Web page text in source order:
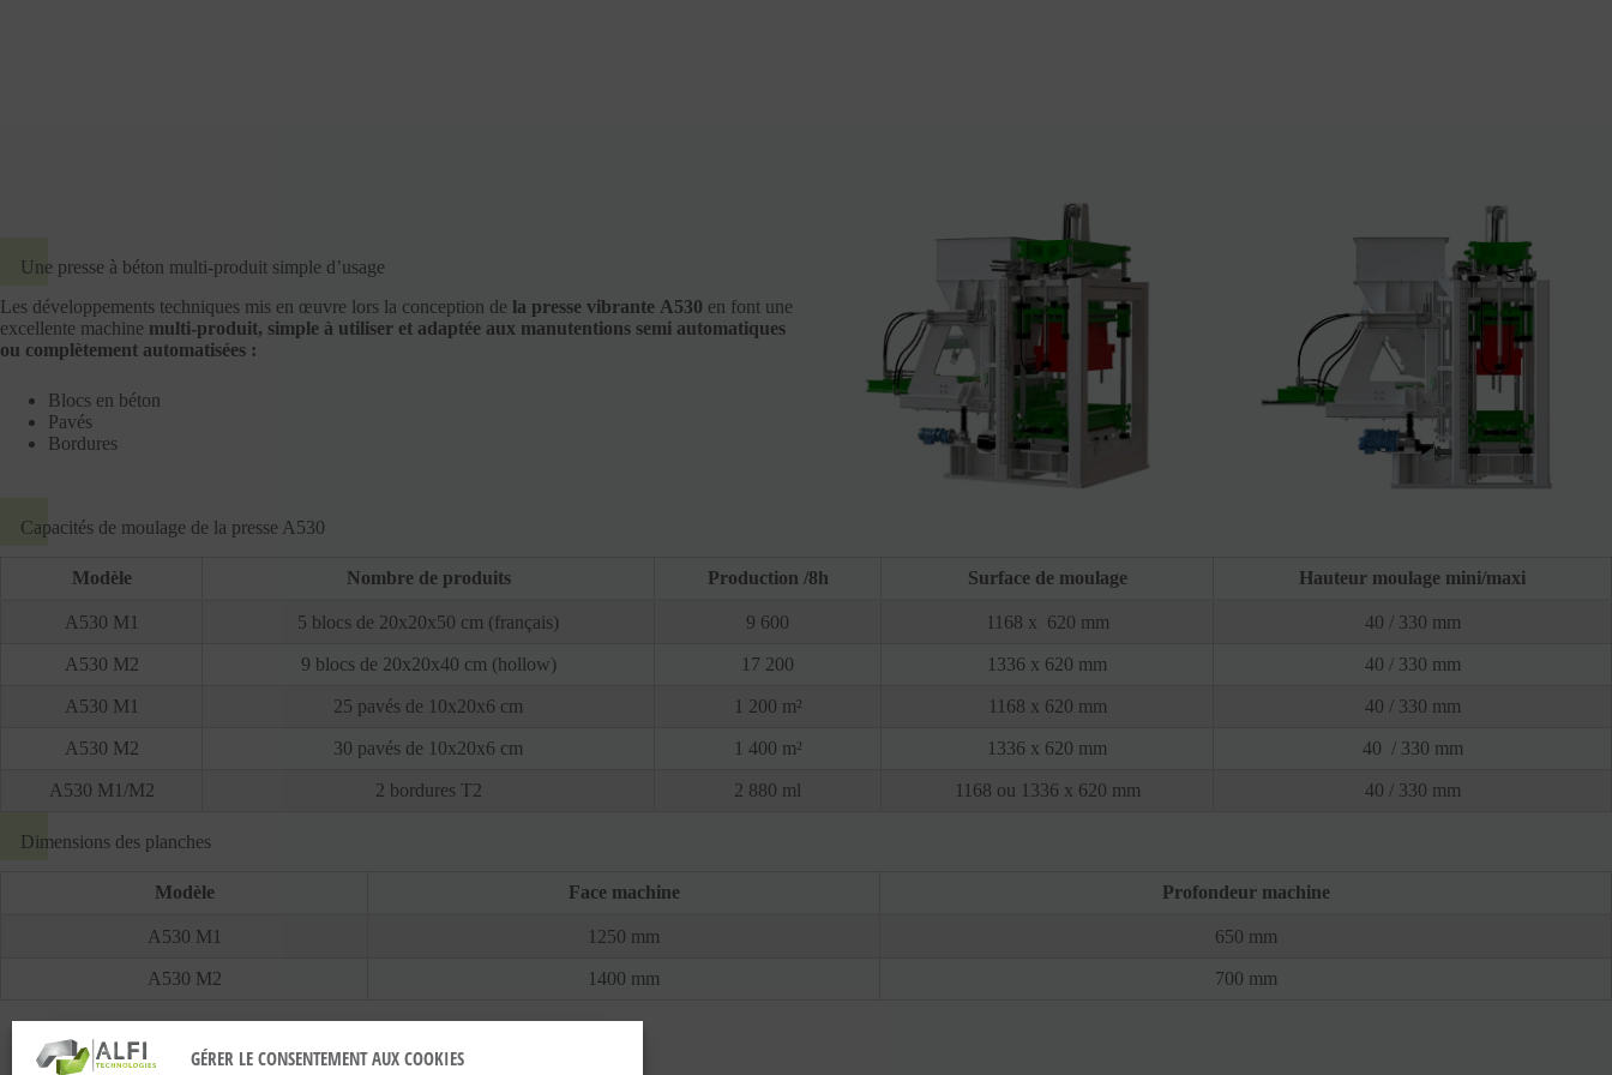
GÉRER LE CONSENTEMENT AUX COOKIES
Une presse à béton multi-produit simple d’usage
Les développements techniques mis en œuvre lors la conception de la presse vibrante A530 en font une
excellente machine multi-produit, simple à utiliser et adaptée aux manutentions semi automatiques
ou complètement automatisées :
Blocs en béton
Pavés
Bordures
Capacités de moulage de la presse A530
Modèle Nombre de produits Production /8h Surface de moulage Hauteur moulage mini/maxi
A530 M1 5 blocs de 20x20x50 cm (français) 9 600 1168 x 620 mm 40 / 330 mm
A530 M2 9 blocs de 20x20x40 cm (hollow) 17 200 1336 x 620 mm 40 / 330 mm
A530 M1 25 pavés de 10x20x6 cm 1 200 m² 1168 x 620 mm 40 / 330 mm
A530 M2 30 pavés de 10x20x6 cm 1 400 m² 1336 x 620 mm 40 / 330 mm
A530 M1/M2 2 bordures T2 2 880 ml 1168 ou 1336 x 620 mm 40 / 330 mm
Dimensions des planches
Modèle Face machine Profondeur machine
A530 M1 1250 mm 650 mm
A530 M2 1400 mm 700 mm